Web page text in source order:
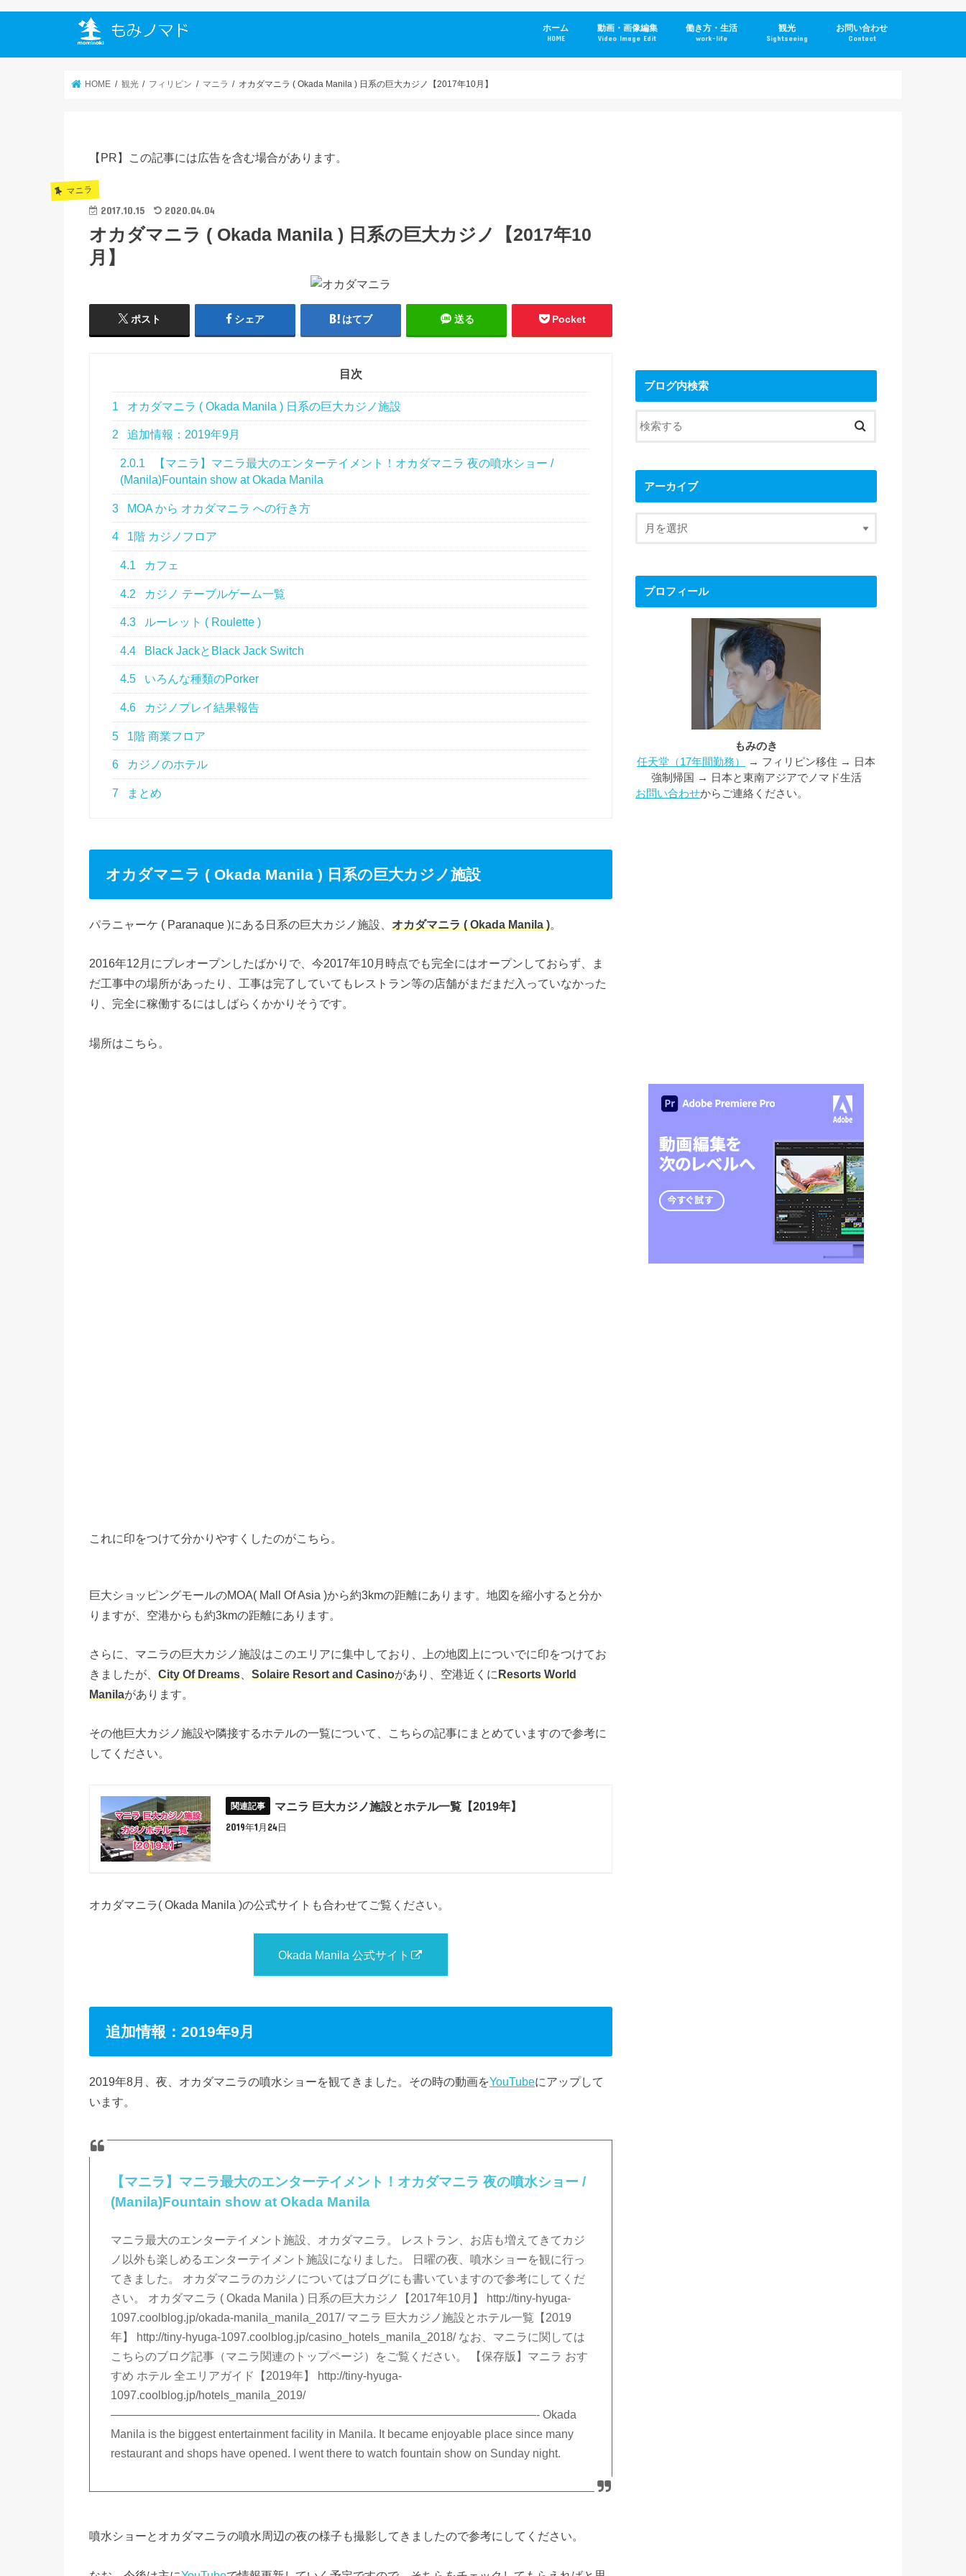
ホーム
HOME
動画・画像編集
Video Image Edit
働き方・生活
work-life
観光
Sightseeing
お問い合わせ
Contact
HOME 観光 フィリピン マニラ オカダマニラ ( Okada Manila ) 日系の巨大カジノ【2017年10月】
【PR】この記事には広告を含む場合があります。
マニラ
2017.10.15 2020.04.04
オカダマニラ ( Okada Manila ) 日系の巨大カジノ【2017年10
月】
ポスト シェア はてブ 送る Pocket
目次
1 オカダマニラ ( Okada Manila ) 日系の巨大カジノ施設
2 追加情報：2019年9月
2.0.1
【マニラ】マニラ最大のエンターテイメント！オカダマニラ 夜の噴水ショー /
(Manila)Fountain show at Okada Manila
3 MOA から オカダマニラ への行き方
4 1階 カジノフロア
4.1 カフェ
4.2 カジノ テーブルゲーム一覧
4.3 ルーレット ( Roulette )
4.4 Black JackとBlack Jack Switch
4.5 いろんな種類のPorker
4.6 カジノプレイ結果報告
5 1階 商業フロア
6 カジノのホテル
7 まとめ
オカダマニラ ( Okada Manila ) 日系の巨大カジノ施設
パラニャーケ ( Paranaque )にある日系の巨大カジノ施設、 オカダマニラ ( Okada Manila )。
2016年12月にプレオープンしたばかりで、今2017年10月時点でも完全にはオープンしておらず、ま
だ工事中の場所があったり、工事は完了していてもレストラン等の店舗がまだまだ入っていなかった
り、完全に稼働するにはしばらくかかりそうです。
場所はこちら。
これに印をつけて分かりやすくしたのがこちら。
巨大ショッピングモールのMOA( Mall Of Asia )から約3kmの距離にあります。地図を縮小すると分か
りますが、空港からも約3kmの距離にあります。
さらに、マニラの巨大カジノ施設はこのエリアに集中しており、上の地図上についでに印をつけてお
きましたが、 City Of Dreams Solaire Resort and Casinoがあり、空港近くにResorts World
Manilaがあります。
その他巨大カジノ施設や隣接するホテルの一覧について、こちらの記事にまとめていますので参考に
してください。
マニラ 巨大カジノ施設とホテル一覧【2019年】
2019年1月24日
オカダマニラ( Okada Manila )の公式サイトも合わせてご覧ください。
Okada Manila 公式サイト
追加情報：2019年9月
2019年8月、夜、オカダマニラの噴水ショーを観てきました。その時の動画をYouTubeにアップして
います。
【マニラ】マニラ最大のエンターテイメント！オカダマニラ 夜の噴水ショー /
(Manila)Fountain show at Okada Manila
マニラ最大のエンターテイメント施設、オカダマニラ。 レストラン、お店も増えてきてカジ
ノ以外も楽しめるエンターテイメント施設になりました。 日曜の夜、噴水ショーを観に行っ
てきました。 オカダマニラのカジノについてはブログにも書いていますので参考にしてくだ
さい。 オカダマニラ ( Okada Manila ) 日系の巨大カジノ【2017年10月】 http://tiny-hyuga-
1097.coolblog.jp/okada-manila_manila_2017/ マニラ 巨大カジノ施設とホテル一覧【2019
年】 http://tiny-hyuga-1097.coolblog.jp/casino_hotels_manila_2018/ なお、マニラに関しては
こちらのブログ記事（マニラ関連のトップページ）をご覧ください。 【保存版】マニラ おす
すめ ホテル 全エリアガイド【2019年】 http://tiny-hyuga-
1097.coolblog.jp/hotels_manila_2019/
—————————————————————————————————————- Okada
Manila is the biggest entertainment facility in Manila. It became enjoyable place since many
restaurant and shops have opened. I went there to watch fountain show on Sunday night.
噴水ショーとオカダマニラの噴水周辺の夜の様子も撮影してきましたので参考にしてください。
ブログ内検索
アーカイブ
プロフィール
もみのき
任天堂（17年間勤務）
→ フィリピン移住 → 日本
強制帰国 → 日本と東南アジアでノマド生活
お問い合わせからご連絡ください。